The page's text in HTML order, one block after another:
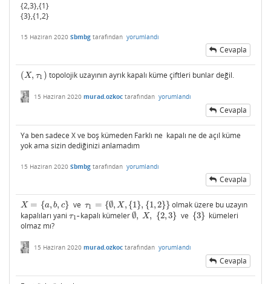
{2,3},{1}
{3},{1,2}
15 Haziran 2020 Sbmbg tarafından yorumlandı
Cevapla
(X, τ1 )
(X,τ1) topolojik uzayının ayrık kapalı küme çiftleri bunlar değil.
15 Haziran 2020 murad.ozkoc tarafından yorumlandı
Cevapla
Ya ben sadece X ve boş kümeden Farklı ne kapalı ne de açıl küme
yok ama sizin dediğinizi anlamadım
15 Haziran 2020 Sbmbg tarafından yorumlandı
Cevapla
X = {a, b, c}
X= {a, b,c} ve τ1 = {∅, X, {1}, {1,2}}
τ1 ={∅,X,{1},{ 1,2}}
olmak üzere bu uzayın
kapalıları yani τ1-
τ1-kapalı kümeler∅, X, {2,3}
∅, X,{ ,3} ve {3}
{3} kümeleri
olmaz mı?
15 Haziran 2020 murad.ozkoc tarafından yorumlandı
Cevapla